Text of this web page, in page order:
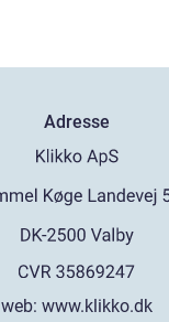
Adresse
web: www.klikko.dk